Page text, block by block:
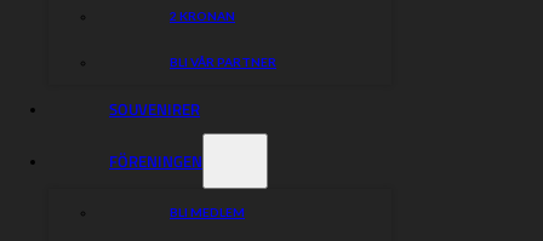
2 KRONAN
BLI VÅR PARTNER
SOUVENIRER
FÖRENINGEN
BLI MEDLEM